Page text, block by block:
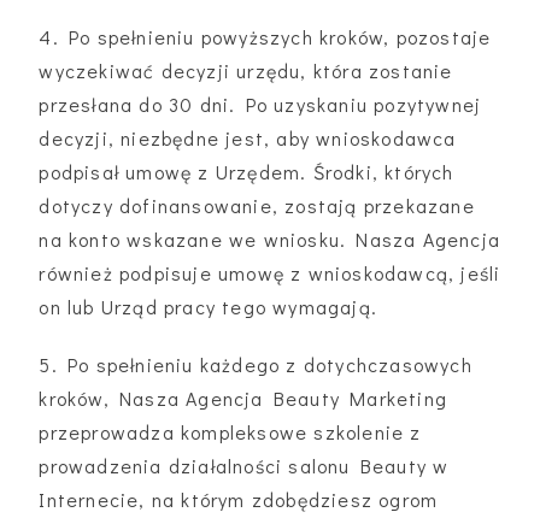
4. Po spełnieniu powyższych kroków, pozostaje
wyczekiwać decyzji urzędu, która zostanie
przesłana do 30 dni. Po uzyskaniu pozytywnej
decyzji, niezbędne jest, aby wnioskodawca
podpisał umowę z Urzędem. Środki, których
dotyczy dofinansowanie, zostają przekazane
na konto wskazane we wniosku. Nasza Agencja
również podpisuje umowę z wnioskodawcą, jeśli
on lub Urząd pracy tego wymagają.
5. Po spełnieniu każdego z dotychczasowych
kroków, Nasza Agencja Beauty Marketing
przeprowadza kompleksowe szkolenie z
prowadzenia działalności salonu Beauty w
Internecie, na którym zdobędziesz ogrom